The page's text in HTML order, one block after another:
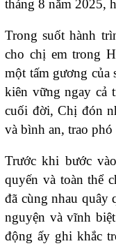
tháng 8 năm 2025,
Trong suốt hành
cho chị em trong
một tấm gương của
kiên vững ngay cả
cuối đời, Chị đón
và bình an, trao
Trước khi bước
quyến và toàn thể
đã cùng nhau quây
nguyện và vĩnh
động ấy ghi khắc